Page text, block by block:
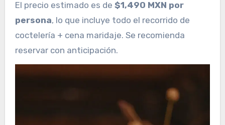
El precio estimado es de $1,490 MXN por
persona, lo que incluye todo el recorrido de
coctelería + cena maridaje. Se recomienda
reservar con anticipación.